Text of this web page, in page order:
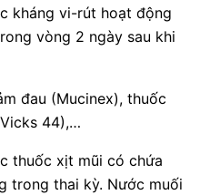
kháng vi-rút hoạt động
vòng 2 ngày sau khi
đau (Mucinex), thuốc
44),…
thuốc xịt mũi có chứa
trong thai kỳ. Nước muối